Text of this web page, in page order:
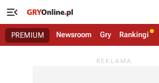

PREMIUM Newsroom Gry Rankingi